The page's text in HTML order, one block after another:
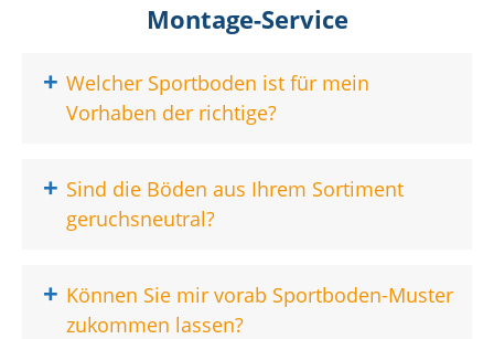
Montage-Service
+ Welcher Sportboden ist für mein
Vorhaben der richtige?
+ Sind die Böden aus Ihrem Sortiment
geruchsneutral?
+ Können Sie mir vorab Sportboden-Muster
zukommen lassen?